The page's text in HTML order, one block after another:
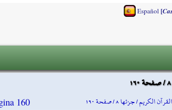
Español [
القرآن الكريم / جزئها ٨ / صفحة ١٦٠ 160